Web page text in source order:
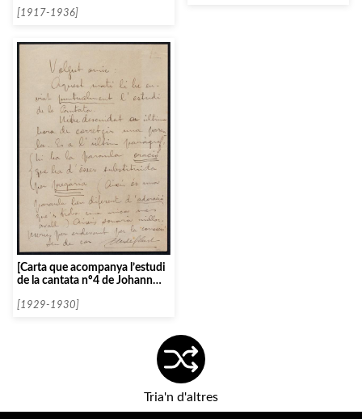
[1917-1936]
[Carta que acompanya l’estudi
de la cantata nº4 de Johann
[1929-1930]
Tria'n d'altres